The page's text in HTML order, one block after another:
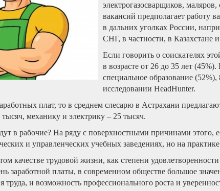
электрогазосварщиков,
вакансий предполагает работу
в дальних уголках России,
СНГ, в частности, в Казахстане
Если говорить о соискателях
в возрасте от 26 до 35 лет
специальное образование
исследовании HeadHunter.
плат, то в среднем слесарю в Астрахани
механику и электрику – 25 тысяч.
в рабочие? На ряду с поверхностными причинами этого,
и управленческих учебных заведениях, но на
качестве трудовой жизни, как степени
заработной платы, в современном обществе большое
труда, и возможность профессионального роста и